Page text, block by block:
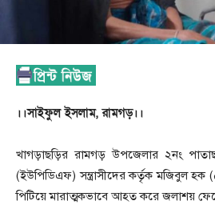
।।সাইফুল ইসলাম, রামগড়।।
খাগড়াছড়ির রামগড় উপজেলার ২নং
(ইউপিডিএফ) সন্ত্রাসীদের কর্তৃক মজিবুল হক
পিটিয়ে মারাত্মকভাবে আহত করে জলাশয়